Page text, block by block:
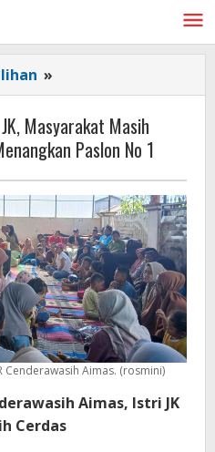
»
Masih
Tahu
JK,
Masyarakat
Masih
Cinta
JK,
Kami
Optimis
Menangkan
Paslon
No
1
Masyarakat Masih
Paslon No 1
Cenderawasih Aimas. (rosmini)
Aimas, Istri JK
Cerdas